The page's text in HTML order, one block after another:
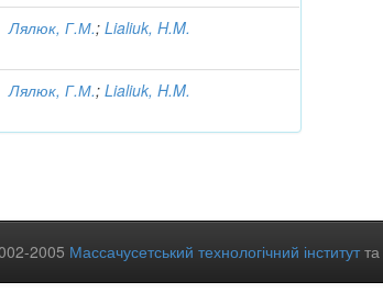
Лялюк, Г.М.;Lialiuk, H.M.
Лялюк, Г.М.;Lialiuk, H.M.
2005 Массачусетський технологічний інститутта